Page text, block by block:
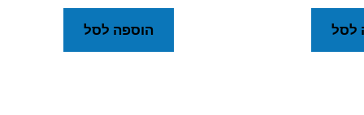
לסל הוספה לסל